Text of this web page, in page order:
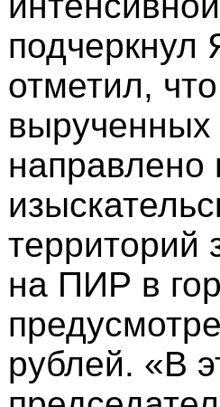
отметил,
вырученных
направлено
территорий
на ПИР в
рублей. «В